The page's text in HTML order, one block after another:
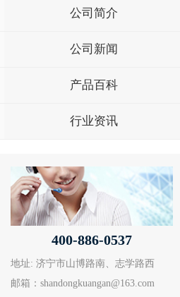
公司简介
公司新闻
产品百科
行业资讯
400-886-0537
地址: 济宁市山博路南、志学路西
邮箱：shandongkuangan@163.com